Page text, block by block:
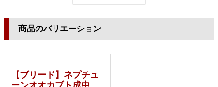
商品のバリエーション
【ブリード】ネプチュ
ーンオオカブト成虫